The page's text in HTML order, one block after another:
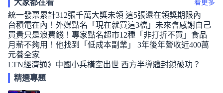
大家都在看 看更多
統一發票累計312張千萬大獎未領 這5張還在領獎期限內
台積電在內！外媒點名「現在就買這3檔」未來會感謝自己
買貴只是浪費錢！專家點名超市12種「非打折不買」食品
月薪不夠用！他找到「低成本副業」 3年後年營收近400萬
元養全家
LTN經濟通》中國小兵橫空出世 西方半導體封鎖破功？
精選專題